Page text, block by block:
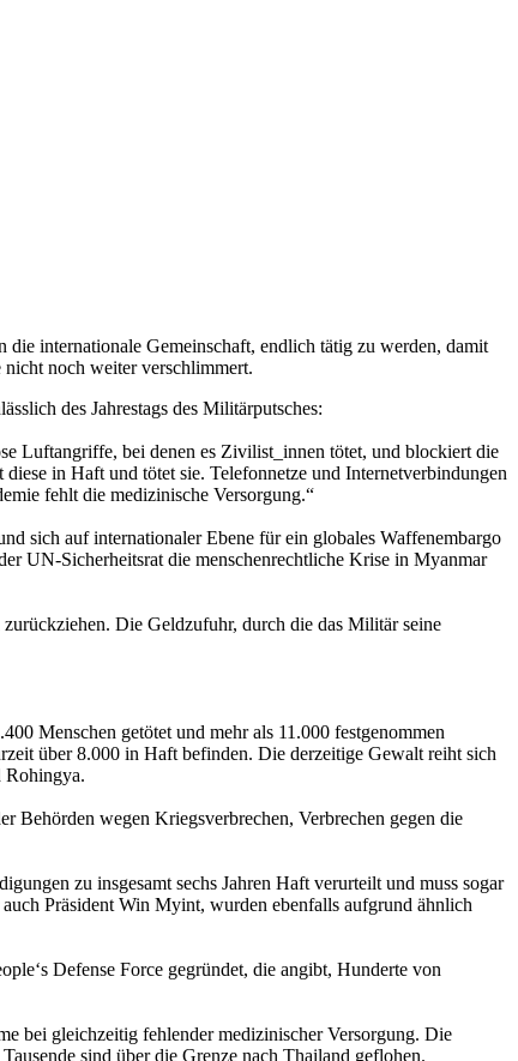
internationale Gemeinschaft, endlich tätig zu werden, damit
nicht noch weiter verschlimmert.
des Jahrestags des Militärputsches:
Luftangriffe, bei denen es Zivilist_innen tötet, und blockiert die
in Haft und tötet sie. Telefonnetze und Internetverbindungen
fehlt die medizinische Versorgung.“
sich auf internationaler Ebene für ein globales Waffenembargo
UN-Sicherheitsrat die menschenrechtliche Krise in Myanmar
Die Geldzufuhr, durch die das Militär seine
Menschen getötet und mehr als 11.000 festgenommen
über 8.000 in Haft befinden. Die derzeitige Gewalt reiht sich
Rohingya.
Behörden wegen Kriegsverbrechen, Verbrechen gegen die
zu insgesamt sechs Jahren Haft verurteilt und muss sogar
Präsident Win Myint, wurden ebenfalls aufgrund ähnlich
Defense Force gegründet, die angibt, Hunderte von
bei gleichzeitig fehlender medizinischer Versorgung. Die
sind über die Grenze nach Thailand geflohen.